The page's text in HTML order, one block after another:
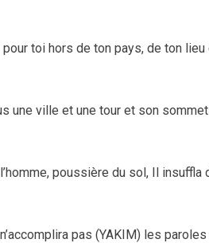
pour toi hors de ton pays, de ton lieu
une ville et une tour et son
poussière du sol, Il
pas (YAKIM) les